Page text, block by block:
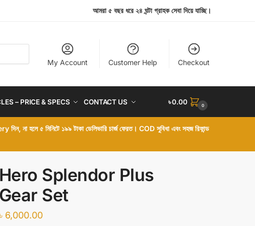
আমরা ৫ বছর ধরে ২৪ ঘন্টা গ্রাহক সেবা দিয়ে যাচ্ছি।
My Account Customer Help Checkout
– PRICE & SPECS CONTACT US ৳0.00 0
না হলে ৫ মিনিটে ১৯৯ টাকা ডেলিভারি চার্জ ফেরত। COD সুবিধা এবং সহজ রিফান্ড
Hero Splendor Plus
Gear Set
6,000.00